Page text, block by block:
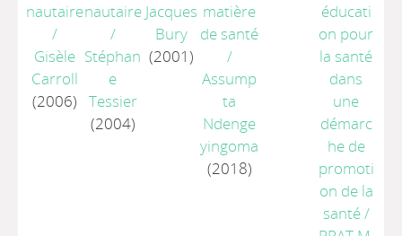
nautaire
/
Gisèle
Carroll
(2006)
nautaire
/
Stéphan
e
Tessier
(2004)
Jacques
Bury
(2001)
matière
de santé
/
Assump
ta
Ndenge
yingoma
(2018)
éducati
on pour
la santé
dans
une
démarc
he de
promoti
on de la
santé/